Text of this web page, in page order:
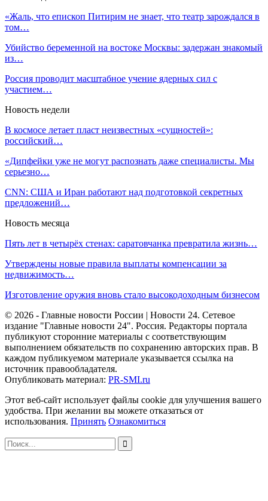
«Жаль, что епископ Питирим не знает, что театр зарождался в
том…
Убийство беременной на востоке Москвы: задержан знакомый
из…
Россия проводит масштабное учение ядерных сил с
участием…
Новость недели
В космосе летает пласт неизвестных «сущностей»:
российский…
«Дипфейки уже не могут распознать даже специалисты. Мы
серьезно…
CNN: США и Иран работают над подготовкой секретных
предложений…
Новость месяца
Пять лет в четырёх стенах: саратовчанка превратила жизнь…
Утверждены новые правила выплаты компенсации за
недвижимость…
Изготовление оружия вновь стало высокодоходным бизнесом
© 2026 - Главные новости России | Новости 24. Сетевое
издание "Главные новости 24". Россия. Редакторы портала
публикуют сторонние материалы с соответствующим
выполнением обязательств по сохранению авторских прав. В
каждом публикуемом материале указывается ссылка на
источник правообладателя.
Опубликовать материал: PR-SMI.ru
Этот веб-сайт использует файлы cookie для улучшения вашего
удобства. При желании вы можете отказаться от
использования. Принять Ознакомиться